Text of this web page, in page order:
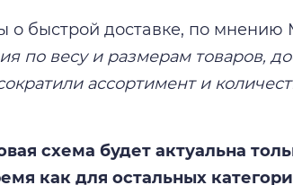
о быстрой доставке, по мнению
по весу и размерам товаров,
ассортимент и
схема будет актуальна
как для остальных